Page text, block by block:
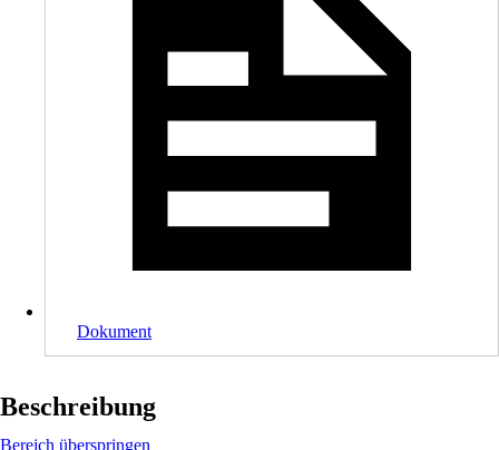
Dokument
Beschreibung
Bereich überspringen